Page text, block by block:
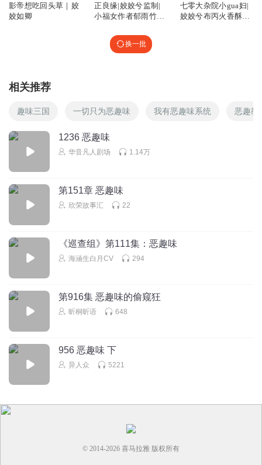
打call姣姣
回复
影帝想吃回头草｜姣
姣如卿
正良缘|姣姣兮监制|
小福女作者郁雨竹作
七零大杂院小gua妇|
姣姣兮布丙火香酥栗
换一批
相关推荐
趣味三国 一切只为恶趣味 我有恶趣味系统 恶趣教
1236 恶趣味
华音凡人剧场 1.14万
第151章 恶趣味
欣荣故事汇 22
《巡查组》第111集：恶趣味
海涵生白月CV 294
第916集 恶趣味的偷窥狂
昕桐昕语 648
956 恶趣味 下
异人众 5221
© 2014-2026 喜马拉雅 版权所有